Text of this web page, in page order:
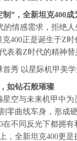
制”，全新坦克400
的情感需求，拒绝
克400正是诞生于Z
表着Z时代的精神替
如钻石般璀璨
星空与未来机甲中
零曲线车身，形成
不同反光下都拥有
，全新坦克400更